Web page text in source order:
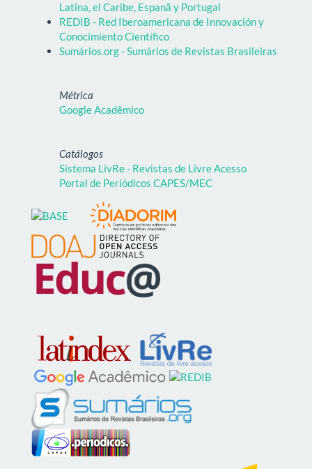
Latina, el Caribe, Espanã y Portugal
REDIB - Red Iberoamericana de Innovación y
Conocimiento Científico
Sumários.org - Sumários de Revistas Brasileiras
Métrica
Google Acadêmico
Catálogos
Sistema LivRe - Revistas de Livre Acesso
Portal de Periódicos CAPES/MEC